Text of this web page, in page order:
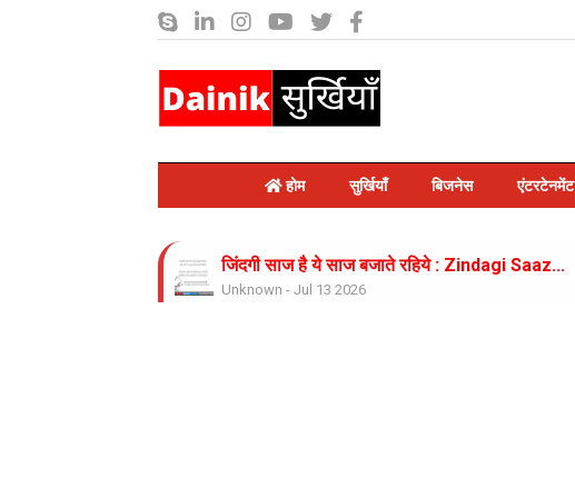
होम
सुर्खियाँ बिजनेस एंटरटेनमेंट
जिंदगी साज है ये साज बजाते रहिये : Zindagi Saaz...
Unknown Jul 13 2026